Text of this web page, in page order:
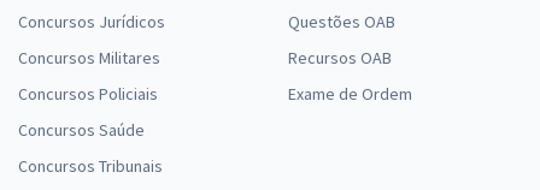
Concursos Jurídicos
Concursos Militares
Concursos Policiais
Concursos Saúde
Concursos Tribunais
Questões OAB
Recursos OAB
Exame de Ordem